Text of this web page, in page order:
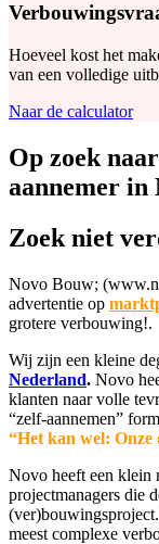
Hoeveel kost het
van een volledige
Naar de calculator
Op zoek
aannemer in
Zoek niet
Novo Bouw;
advertentie op
grotere verbouwing!.
Wij zijn een kleine
Nederland. Novo
klanten naar volle
“zelf-aannemen”
“Het kan wel: Onze
Novo heeft een klein
projectmanagers die
meest complexe